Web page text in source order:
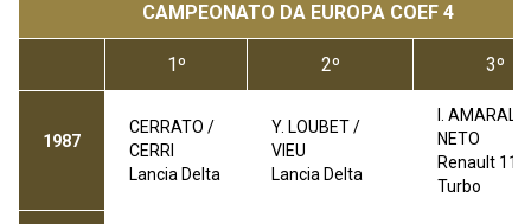
CAMPEONATO DA EUROPA COEF 4
1º 2º 3º
1987
CERRATO /
CERRI
Lancia Delta
Y. LOUBET /
VIEU
Lancia Delta
I. AMARAL
NETO
Renault 11
Turbo